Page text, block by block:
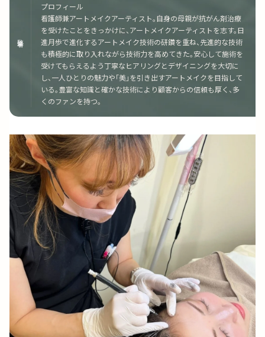
プロフィール
看護師兼アートメイクアーティスト。自身の母親が抗がん剤治療
を受けたことをきっかけに、アートメイクアーティストを志す。日
進月歩で進化するアートメイク技術の研鑽を重ね、先進的な技術
も積極的に取り入れながら技術力を高めてきた。安心して施術を
受けてもらえるよう丁寧なヒアリングとデザイニングを大切に
し、一人ひとりの魅力や「美」を引き出すアートメイクを目指して
いる。豊富な知識と確かな技術により顧客からの信頼も厚く、多
くのファンを持つ。